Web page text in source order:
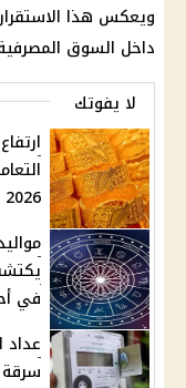
ويعكس هذا
داخل السوق
لا يفوتك
2026
في